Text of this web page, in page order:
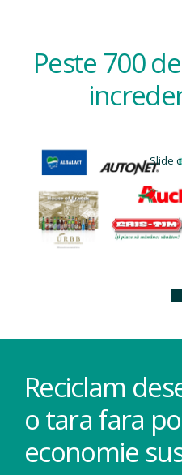
Peste 700
Slide
Reciclam
o tara fara
economie